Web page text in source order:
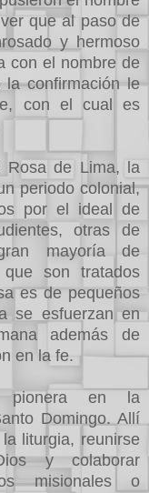
que al paso de
y hermoso
con el nombre de
confirmación le
con el cual es
Rosa de Lima, la
periodo colonial,
por el ideal de
otras de
mayoría de
son tratados
es de pequeños
se esfuerzan en
además de
en la fe.
pionera en la
Domingo. Allí
liturgia, reunirse
y colaborar
misionales o